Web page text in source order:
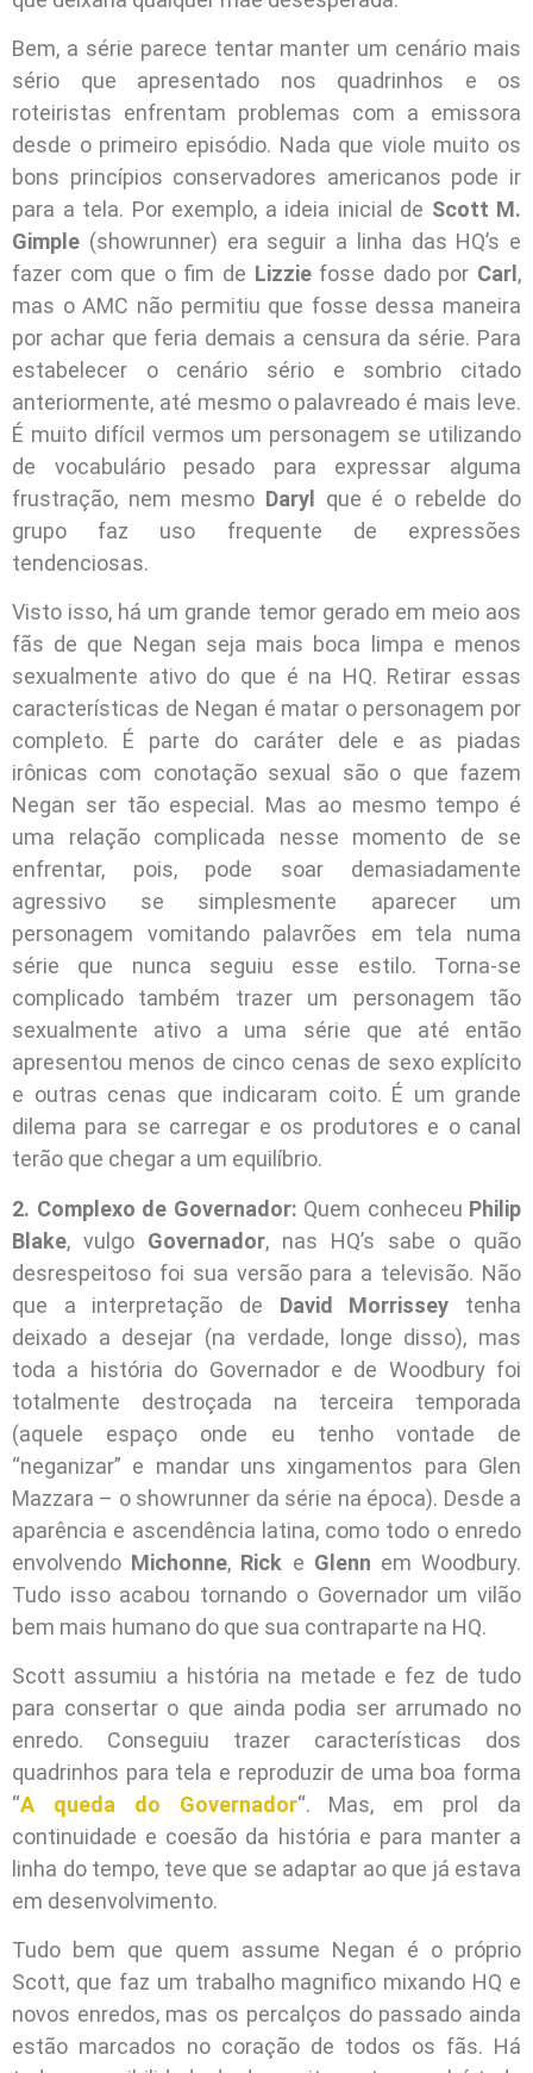
Bem, a série parece tentar manter um cenário mais
sério que apresentado nos quadrinhos e os
roteiristas enfrentam problemas com a emissora
desde o primeiro episódio. Nada que viole muito os
bons princípios conservadores americanos pode ir
para a tela. Por exemplo, a ideia inicial de Scott M.
Gimple (showrunner) era seguir a linha das HQ’s e
fazer com que o fim de Lizziefosse dado por Carl ,
mas o AMC não permitiu que fosse dessa maneira
por achar que feria demais a censura da série. Para
estabelecer o cenário sério e sombrio citado
anteriormente, até mesmo o palavreado é mais leve.
É muito difícil vermos um personagem se utilizando
de vocabulário pesado para expressar alguma
frustração, nem mesmo Daryl
que é o rebelde do
grupo faz uso frequente de expressões
tendenciosas.
Visto isso, há um grande temor gerado em meio aos
fãs de que Negan seja mais boca limpa e menos
sexualmente ativo do que é na HQ. Retirar essas
características de Negan é matar o personagem por
completo. É parte do caráter dele e as piadas
irônicas com conotação sexual são o que fazem
Negan ser tão especial. Mas ao mesmo tempo é
uma relação complicada nesse momento de se
enfrentar, pois, pode soar demasiadamente
agressivo se simplesmente aparecer um
personagem vomitando palavrões em tela numa
série que nunca seguiu esse estilo. Torna-se
complicado também trazer um personagem tão
sexualmente ativo a uma série que até então
apresentou menos de cinco cenas de sexo explícito
e outras cenas que indicaram coito. É um grande
dilema para se carregar e os produtores e o canal
terão que chegar a um equilíbrio.
2. Complexo de Governador: Quem conheceu Philip
Blake, vulgo Governador, nas HQ’s sabe o quão
desrespeitoso foi sua versão para a televisão. Não
que a interpretação de David Morrissey tenha
deixado a desejar (na verdade, longe disso), mas
toda a história do Governador e de Woodbury foi
totalmente destroçada na terceira temporada
(aquele espaço onde eu tenho vontade de
“neganizar” e mandar uns xingamentos para Glen
Mazzara – o showrunner da série na época). Desde a
aparência e ascendência latina, como todo o enredo
envolvendo Michonne, Rick e Glenn em Woodbury.
Tudo isso acabou tornando o Governador um vilão
bem mais humano do que sua contraparte na HQ.
Scott assumiu a história na metade e fez de tudo
para consertar o que ainda podia ser arrumado no
enredo. Conseguiu trazer características dos
quadrinhos para tela e reproduzir de uma boa forma
“A queda do Governador“. Mas, em prol da
continuidade e coesão da história e para manter a
linha do tempo, teve que se adaptar ao que já estava
em desenvolvimento.
Tudo bem que quem assume Negan é o próprio
Scott, que faz um trabalho magnifico mixando HQ e
novos enredos, mas os percalços do passado ainda
estão marcados no coração de todos os fãs. Há